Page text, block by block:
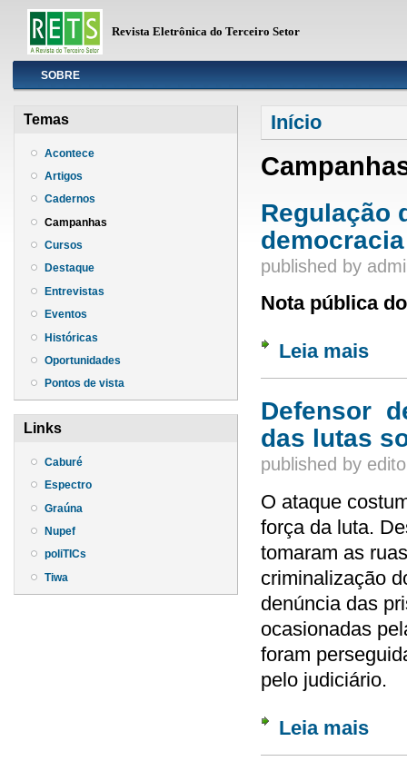
Revista Eletrônica do Terceiro Setor
InfoSOBRE
Temas
Acontece
Artigos
Cadernos
Campanhas
Cursos
Destaque
Entrevistas
Eventos
Históricas
Oportunidades
Pontos de vista
Links
Caburé
Espectro
Graúna
Nupef
poliTICs
Tiwa
Você está aqui
Início
Regulação
published by
Nota pública
Leia mais
Defensor
das lutas
published by
O ataque
força da luta.
tomaram as
criminalização
denúncia das
ocasionadas
foram
pelo judiciário.
Leia mais